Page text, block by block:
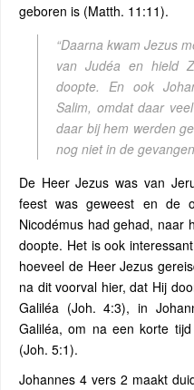
geboren is (Matth. 11:11).
“Daarna kwam Jezus
van Judéa en hield
doopte. En ook
Salim, omdat daar
daar bij hem werden
nog niet in de
De Heer Jezus was van
feest was geweest en de
Nicodémus had gehad, naar
doopte. Het is ook
hoeveel de Heer Jezus
na dit voorval hier, dat Hij
Galiléa (Joh. 4:3), in
Galiléa, om na een korte
(Joh. 5:1).
Johannes 4 vers 2 maakt